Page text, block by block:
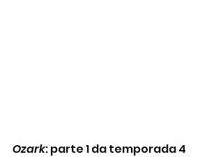
Ozark: parte 1 da temporada 4